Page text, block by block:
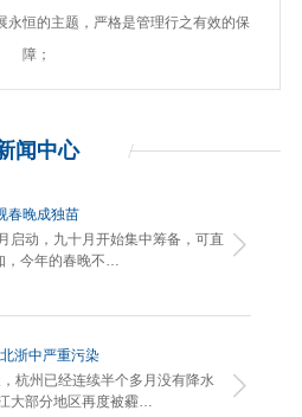
永恒的主题，严格是管理行之有效的保
障；
闻 中心
春晚成独苗
启动，九十月开始集中筹备，可直
，今年的春晚不…
浙中严重污染
杭州已经连续半个多月没有降水
大部分地区再度被霾…